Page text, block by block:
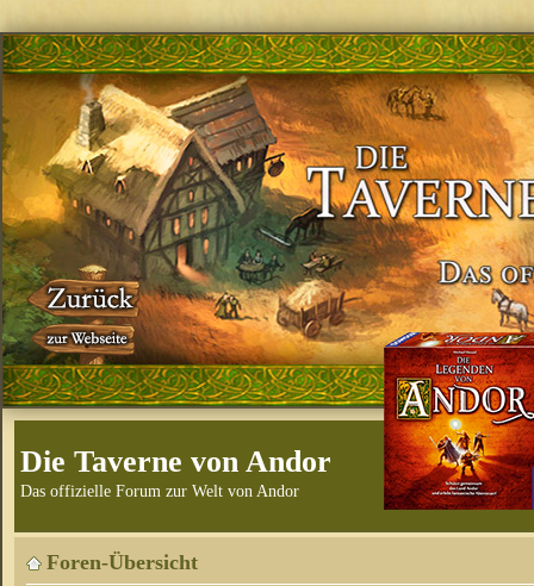
Die Taverne von Andor
Das offizielle Forum zur Welt von Andor
Foren-Übersicht